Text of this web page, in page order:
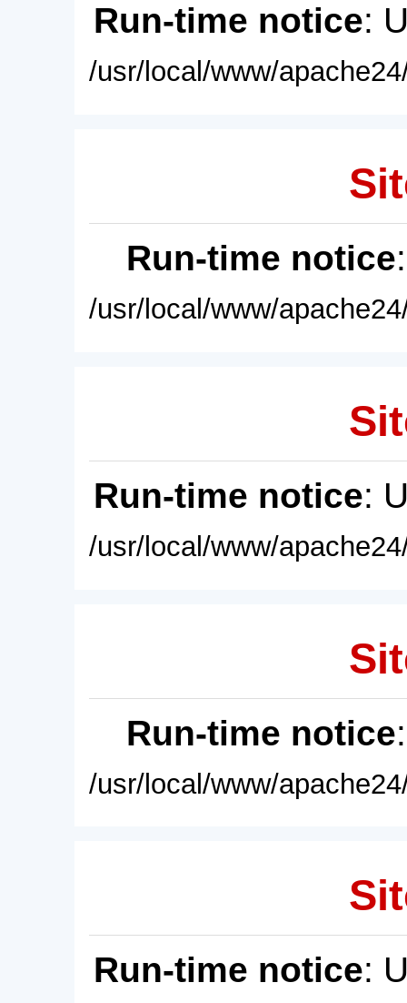
Run-time notice:
/usr/local/www/
Run-time notice
/usr/local/www/
Run-time notice:
/usr/local/www/
Run-time notice
/usr/local/www/
Run-time notice: